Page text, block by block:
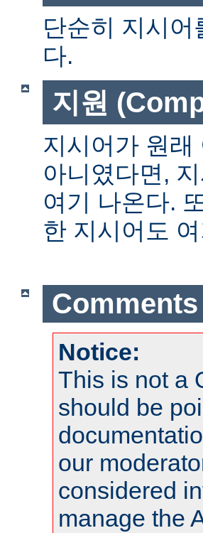
단순히 지시
다.
지원
지시어가 원래
아니였다면,
여기 나온다.
한 지시어도
Comments
Notice:
This is not a
should be
our
considered
manage the